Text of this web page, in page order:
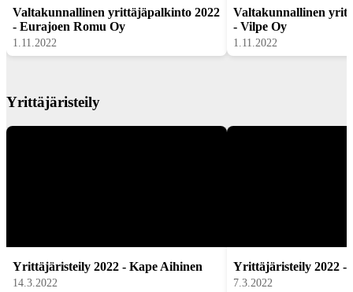
Valtakunnallinen yrittäjäpalkinto 2022
- Eurajoen Romu Oy
1.11.2022
Valtakunnallinen
- Vilpe Oy
1.11.2022
Yrittäjäristeily
Yrittäjäristeily 2022 - Kape Aihinen
14.3.2022
Yrittäjäristeily 2022 -
7.3.2022